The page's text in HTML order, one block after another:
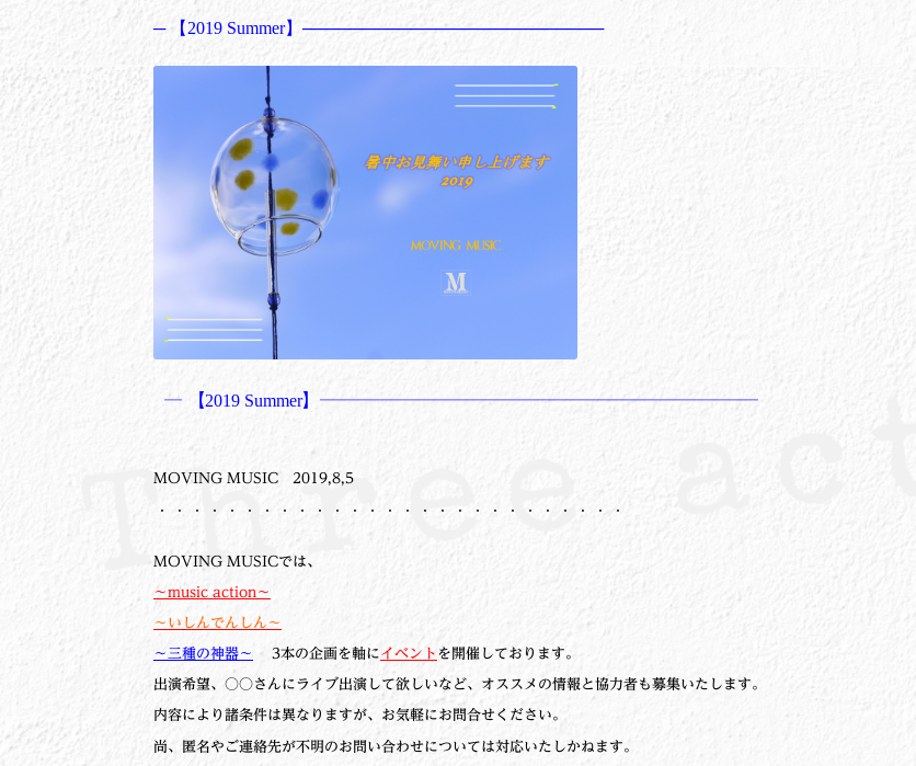
─ 【2019 Summer】─────────────────────────
─ 【2019 Summer】─────────────────────────
MOVING MUSIC 2019,8,5
・・・・・・・・・・・・・・・・・・・・・・・・・・・
MOVING MUSICでは、
～music action～
～いしんでんしん～
～三種の神器～ 3本の企画を軸にイベント を開催しております。
出演希望、○○さんにライブ出演して欲しいなど、オススメの情報と協力者も募集いたします。
内容により諸条件は異なりますが、お気軽にお問合せください。
尚、匿名やご連絡先が不明のお問い合わせについては対応いたしかねます。